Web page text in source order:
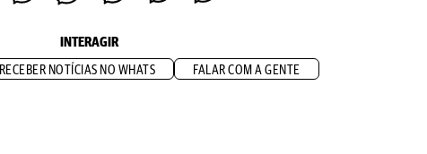
INTERAGIR
RECEBER NOTÍCIAS NO WHATS FALAR COM A GENTE